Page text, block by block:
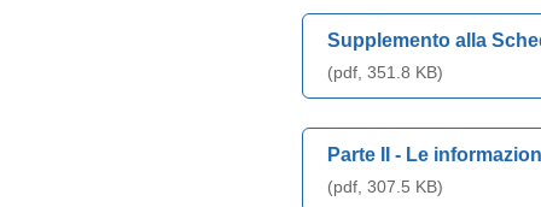
Supplemento alla
(pdf, 351.8 KB)
Parte II - Le
(pdf, 307.5 KB)